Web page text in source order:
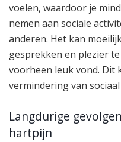
voelen, waardoor je
nemen aan sociale
anderen. Het kan
gesprekken en plezier
voorheen leuk vond. Dit
vermindering van
Langdurige
hartpijn